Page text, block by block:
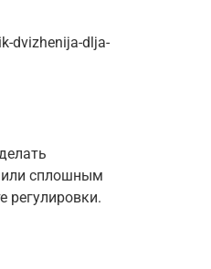
dvizhenija-dlja-
или сплошным
регулировки.